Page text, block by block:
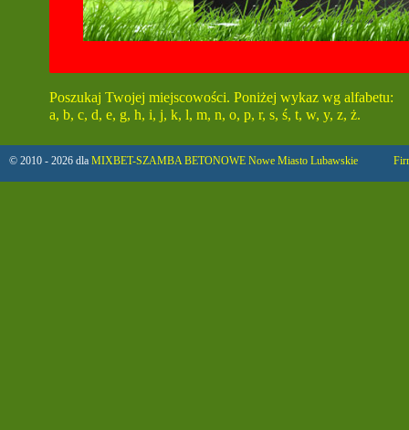
Poszukaj Twojej miejscowości. Poniżej wykaz wg alfabetu:
a, b, c, d, e, g, h, i, j, k, l, m, n, o, p, r, s, ś, t, w, y, z, ż.
© 2010 - 2026 dla MIXBET-SZAMBA BETONOWE Nowe Miasto Lubawskie